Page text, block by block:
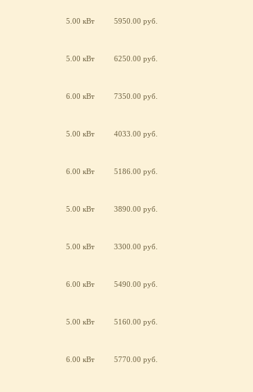
5.00 кВт 5950.00 руб.
5.00 кВт 6250.00 руб.
6.00 кВт 7350.00 руб.
5.00 кВт 4033.00 руб.
6.00 кВт 5186.00 руб.
5.00 кВт 3890.00 руб.
5.00 кВт 3300.00 руб.
6.00 кВт 5490.00 руб.
5.00 кВт 5160.00 руб.
6.00 кВт 5770.00 руб.